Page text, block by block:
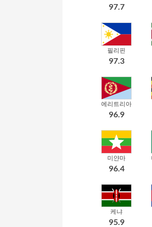
97.7
필리핀
97.3
에리트리아
96.9
미얀마
96.4
케냐
95.9